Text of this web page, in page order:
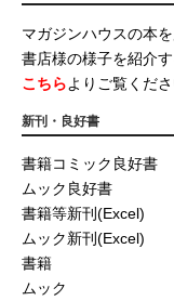
マガジンハウスの本
書店様の様子を紹介
こちらよりご覧くださ
新刊・良好書
書籍コミック良好書
ムック良好書
書籍等新刊(Excel)
ムック新刊(Excel)
書籍
ムック